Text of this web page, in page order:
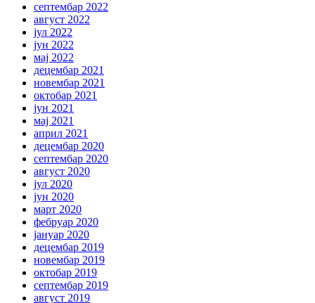
септембар 2022
август 2022
јул 2022
јун 2022
мај 2022
децембар 2021
новембар 2021
октобар 2021
јун 2021
мај 2021
април 2021
децембар 2020
септембар 2020
август 2020
јул 2020
јун 2020
март 2020
фебруар 2020
јануар 2020
децембар 2019
новембар 2019
октобар 2019
септембар 2019
август 2019